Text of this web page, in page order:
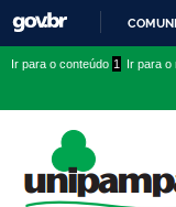
conteúdo
menu
superior
menu
Ir para o conteúdo 1 Ir para o